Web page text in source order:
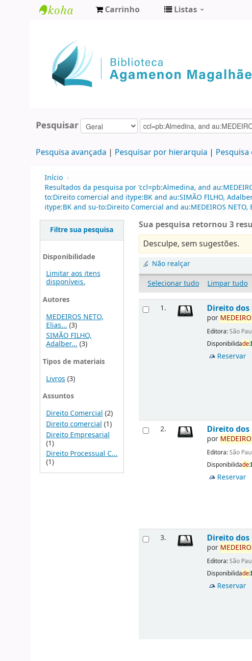
Agamenon
Magalhães
Carrinho Listas
Pesquisar
Pesquisa avançada Pesquisar por hierarquia
Início ›
Resultados da pesquisa por 'ccl=pb:Almedina, and
to:Direito comercial and itype:BK and au:SIMÃO FILHO,
itype:BK and su-to:Direito Comercial and au:MEDEIROS
Filtre sua pesquisa
Disponibilidade
Limitar aos itens
disponíveis.
Autores
MEDEIROS NETO,
Elias... (3)
SIMÃO FILHO,
Adalber...(3)
Tipos de materiais
Livros (3)
Assuntos
Direito Comercial (2)
Direito comercial (1)
Direito Empresarial
(1)
Direito Processual C...
(1)
Sua pesquisa retornou 3
Desculpe, sem sugestões.
Não realçar
Selecionar tudo
Limpar tudo
1. Direito
por MEDE
Editora:São
Disponibilidade:
Reservar
2. Direito
por MEDE
Editora:São
Disponibilidade:
Reservar
3. Direito
por MEDE
Editora:São
Disponibilidade:
Reservar